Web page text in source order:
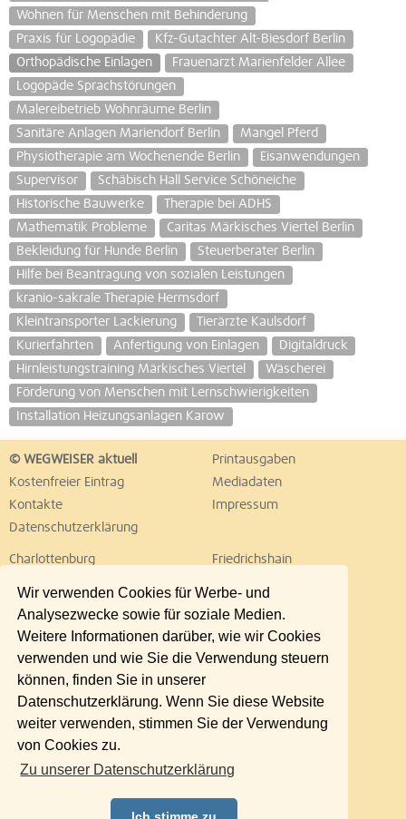
Wir verwenden Cookies für Werbe- und
Analysezwecke sowie für soziale Medien.
Weitere Informationen darüber, wie wir Cookies
verwenden und wie Sie die Verwendung steuern
können, finden Sie in unserer
Datenschutzerklärung. Wenn Sie diese Website
weiter verwenden, stimmen Sie der Verwendung
von Cookies zu.
Zu unserer Datenschutzerklärung
Wohnen für Menschen mit Behinderung
Praxis für Logopädie
Kfz-Gutachter Alt-Biesdorf Berlin
Orthopädische Einlagen
Frauenarzt Marienfelder Allee
Logopäde Sprachstörungen
Malereibetrieb Wohnräume Berlin
Sanitäre Anlagen Mariendorf Berlin
Mangel Pferd
Physiotherapie am Wochenende Berlin
Eisanwendungen
Supervisor
Schäbisch Hall Service Schöneiche
Historische Bauwerke
Therapie bei ADHS
Mathematik Probleme
Caritas Märkisches Viertel Berlin
Bekleidung für Hunde Berlin
Steuerberater Berlin
Hilfe bei Beantragung von sozialen Leistungen
kranio-sakrale Therapie Hermsdorf
Kleintransporter Lackierung
Tierärzte Kaulsdorf
Kurierfahrten
Anfertigung von Einlagen
Digitaldruck
Hirnleistungstraining Märkisches Viertel
Wäscherei
Förderung von Menschen mit Lernschwierigkeiten
Installation Heizungsanlagen Karow
© WEGWEISER aktuell
Printausgaben
Kostenfreier Eintrag
Mediadaten
Kontakte
Impressum
Datenschutzerklärung
Charlottenburg
Friedrichshain
Lichtenberg
Marzahn
Neukölln
Pankow
Reinickendorf
Schöneberg
Spandau
Steglitz
Tempelhof
Treptow
Umland Ost